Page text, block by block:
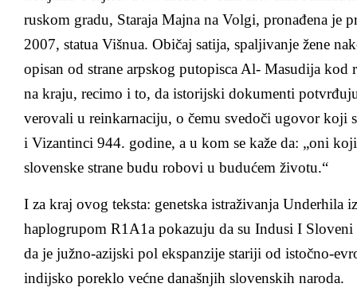
ruskom gradu, Staraja Majna na Volgi, pronađena je
2007, statua Višnua. Običaj satija, spaljivanje žene
opisan od strane arpskog putopisca Al- Masudija
na kraju, recimo i to, da istorijski dokumenti
verovali u reinkarnaciju, o čemu svedoči ugovor koji
i Vizantinci 944. godine, a u kom se kaže da: „oni
slovenske strane budu robovi u budućеm životu.“
I za kraj ovog teksta: genetska istraživanja Underhila
haplogrupom R1A1a pokazuju da su Indusi I
da je južno-azijski pol ekspanzije stariji od istočno-
indijsko poreklo većne današnjih slovenskih naroda.